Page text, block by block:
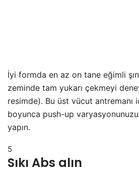
İyi formda en az on tane eğimli
zeminde tam yukarı çekmeyi
resimde). Bu üst vücut antremanı
boyunca push-up
yapın.
5
Sıkı Abs alın